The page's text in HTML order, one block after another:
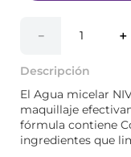
＋
－
Descripción
El Agua micelar
maquillaje
fórmula contiene
ingredientes que